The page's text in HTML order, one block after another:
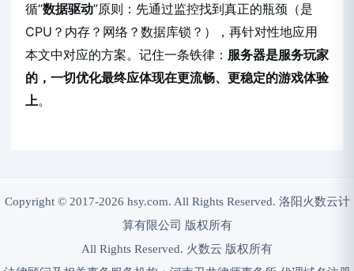
循“数据驱动”原则：先通过监控找到真正的瓶颈（是
CPU？内存？网络？数据库锁？），再针对性地应用
本文中对应的方案。记住一条铁律： 服务器是服务玩家
的，一切优化最终应体现在更流畅、更稳定的游戏体验
上。
Copyright © 2017-2026 hsy.com. All Rights Reserved. 洛阳火数云计
算有限公司 版权所有
All Rights Reserved. 火数云 版权所有